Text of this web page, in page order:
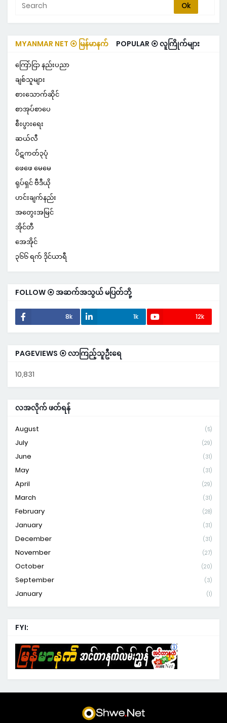
MYANMAR NET ⦿ မြန်မာနက် POPULAR ⦿ လူကြိုက်များ
ကြော်ငြာ နည်းပညာ
ချစ်သူများ
စားသောက်ဆိုင်
စာအုပ်စာပေ
စီးပွားရေး
ဆယ်လီ
ပိဋကတ်၃ပုံ
ဖေဖေ မေမေ
ရုပ်ရှင် ဗီဒီယို
ဟင်းချက်နည်း
အတွေးအမြင်
အိုင်တီ
အေအိုင်
၃၆၆ ရက် ဒိုင်ယာရီ
FOLLOW ⦿ အဆက်အသွယ် မပြတ်ဘို့
8k 1k 12k
PAGEVIEWS ⦿ လာကြည့်သူဦးရေ
10,831
လအလိုက် ဖတ်ရန်
August (5)
July (29)
June (31)
May (31)
April (29)
March (31)
February (28)
January (31)
December (31)
November (27)
October (20)
September (3)
January (1)
FYI: